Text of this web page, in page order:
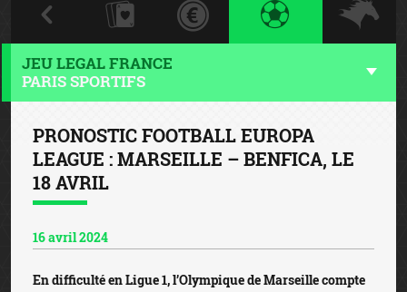
JEU LEGAL FRANCE
PARIS SPORTIFS
PRONOSTIC FOOTBALL EUROPA
LEAGUE : MARSEILLE – BENFICA, LE
18 AVRIL
16 avril 2024
En difficulté en Ligue 1, l’Olympique de Marseille compte